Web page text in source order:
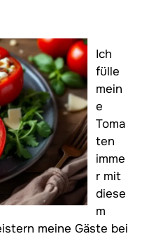
Ich
fülle
mein
e
Toma
ten
imme
r mit
diese
m
meine Gäste bei